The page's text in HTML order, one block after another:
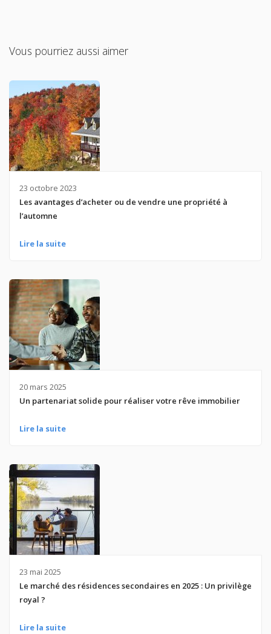
Vous pourriez aussi aimer
23 octobre 2023
Les avantages d’acheter ou de vendre une propriété à
l’automne
Lire la suite
20 mars 2025
Un partenariat solide pour réaliser votre rêve immobilier
Lire la suite
23 mai 2025
Le marché des résidences secondaires en 2025 : Un privilège
royal ?
Lire la suite